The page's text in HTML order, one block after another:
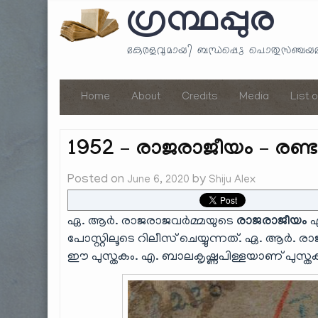
ഗ്രന്ഥപ്പുര
കേരളവുമായി ബന്ധപ്പെട്ട
Home About Credits Media List
1952 – രാജരാജീയം –
Posted on June 6, 2020 by Shiju Alex
ഏ. ആർ. രാജരാജവർമ്മയുടെ രാജരാജീയം
പോസ്റ്റിലൂടെ റിലീസ് ചെയ്യുന്നത്. ഏ. ആർ.
ഈ പുസ്തകം. എ. ബാലകൃഷ്ണപിള്ളയാണ് പുസ്തകം